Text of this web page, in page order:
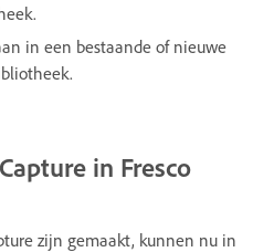
in een bestaande of nieuwe
in Fresco
zijn gemaakt, kunnen nu in